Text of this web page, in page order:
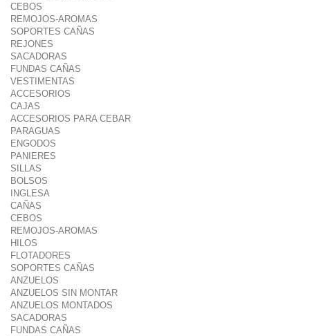
CEBOS
REMOJOS-AROMAS
SOPORTES CAÑAS
REJONES
SACADORAS
FUNDAS CAÑAS
VESTIMENTAS
ACCESORIOS
CAJAS
ACCESORIOS PARA CEBAR
PARAGUAS
ENGODOS
PANIERES
SILLAS
BOLSOS
INGLESA
CAÑAS
CEBOS
REMOJOS-AROMAS
HILOS
FLOTADORES
SOPORTES CAÑAS
ANZUELOS
ANZUELOS SIN MONTAR
ANZUELOS MONTADOS
SACADORAS
FUNDAS CAÑAS